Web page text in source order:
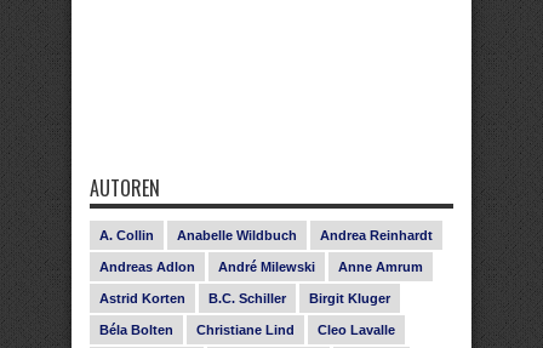
AUTOREN
A. Collin Anabelle Wildbuch Andrea Reinhardt
Andreas Adlon André Milewski Anne Amrum
Astrid Korten B.C. Schiller Birgit Kluger
Béla Bolten Christiane Lind Cleo Lavalle